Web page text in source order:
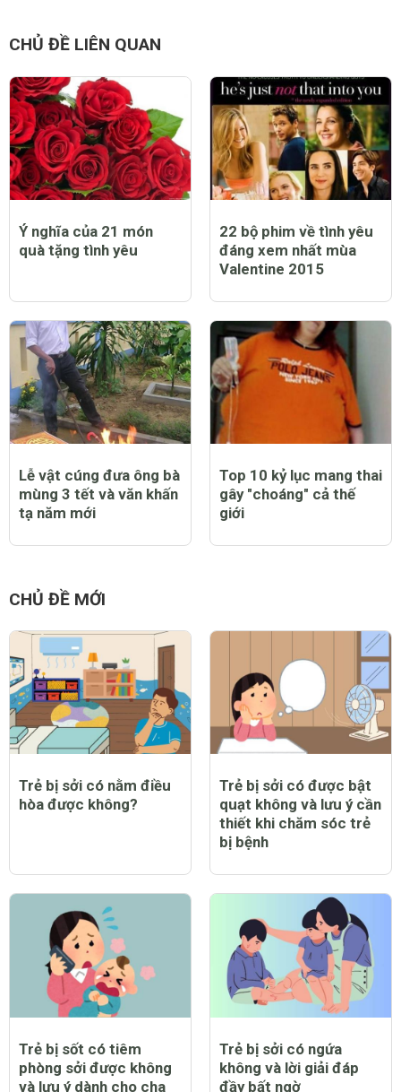
CHỦ ĐỀ LIÊN QUAN
Ý nghĩa của 21 món
quà tặng tình yêu
22 bộ phim về tình yêu
đáng xem nhất mùa
Valentine 2015
Lễ vật cúng đưa ông bà
mùng 3 tết và văn khấn
tạ năm mới
Top 10 kỷ lục mang thai
gây "choáng" cả thế
giới
CHỦ ĐỀ MỚI
Trẻ bị sởi có nằm điều
hòa được không?
Trẻ bị sởi có được bật
quạt không và lưu ý cần
thiết khi chăm sóc trẻ
bị bệnh
Trẻ bị sốt có tiêm
phòng sởi được không
và lưu ý dành cho cha
Trẻ bị sởi có ngứa
không và lời giải đáp
đầy bất ngờ